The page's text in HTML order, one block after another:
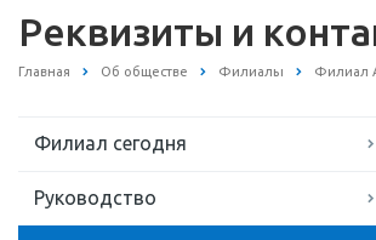
Реквизиты и
Главная Об обществе Филиалы Филиал
Филиал сегодня
Руководство